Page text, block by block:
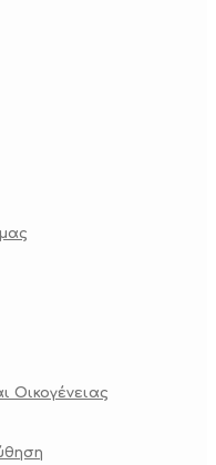
Οικογένειας